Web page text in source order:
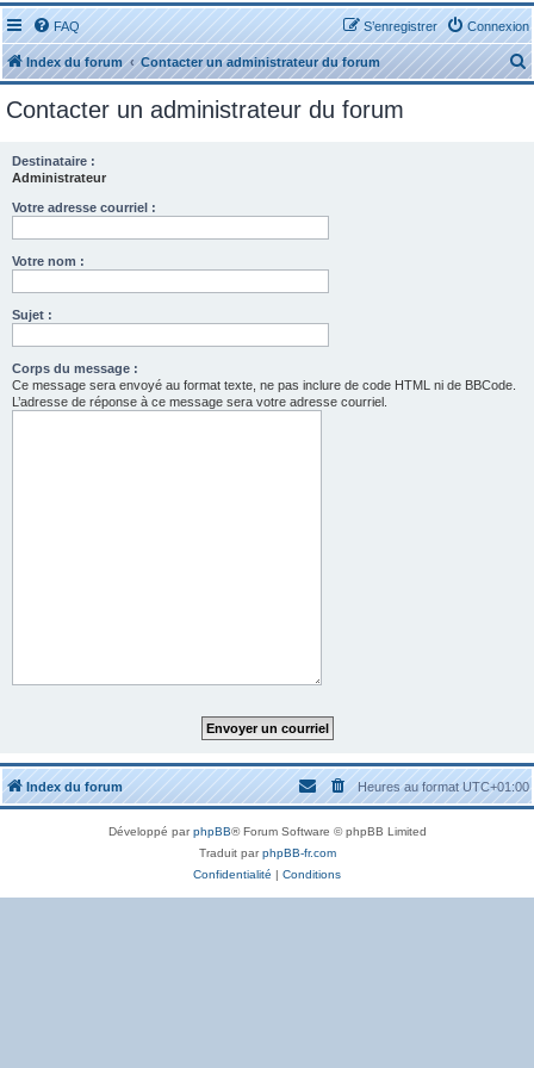
FAQ Connexion
S’enregistrer
Index du forum Contacter un administrateur du forum
e
Contacter un administrateur du forum
Destinataire :
Administrateur
Votre adresse courriel :
Votre nom :
Sujet :
Corps du message :
Ce message sera envoyé au format texte, ne pas inclure de code HTML ni de BBCode.
L’adresse de réponse à ce message sera votre adresse courriel.
Index du forum Heures au formatUTC+01:00
Développé parphpBB® Forum Software © phpBB Limited
Traduit parphpBB-fr.com
Confidentialité | Conditions